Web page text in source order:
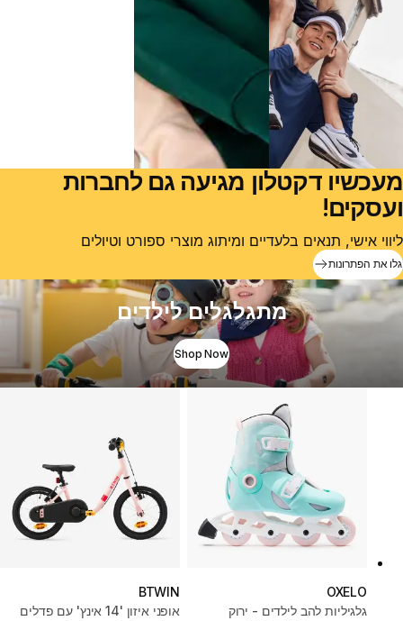
מעכשיו דקטלון מגיעה גם לחברות
ועסקים!
ליווי אישי, תנאים בלעדיים ומיתוג מוצרי ספורט וטיולים
גלו את הפתרונות
מתגלגלים לילדים
Shop Now
OXELO
גלגיליות להב לילדים - ירוק
BTWIN
אופני איזון '14 אינץ' עם פדלים